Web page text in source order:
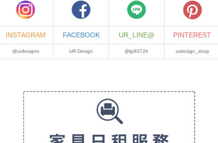
INSTAGRAM FACEBOOK UR_LINE@ PINTEREST
@urdesignn UR Design @ljy8372h urdesign_shop